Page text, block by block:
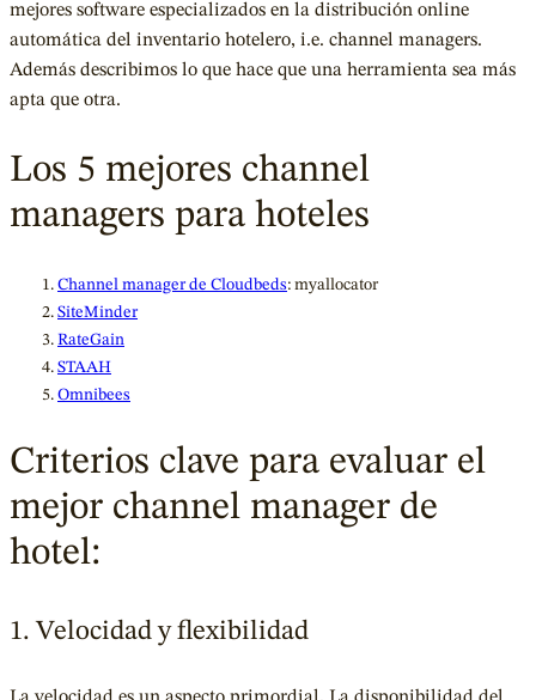
mejores software especializados en la distribución online
automática del inventario hotelero, i.e. channel managers.
Además describimos lo que hace que una herramienta sea más
apta que otra.
Los 5 mejores channel
managers para hoteles
Channel manager de Cloudbeds: myallocator
SiteMinder
RateGain
STAAH
Omnibees
Criterios clave para evaluar el
mejor channel manager de
hotel:
1. Velocidad y flexibilidad